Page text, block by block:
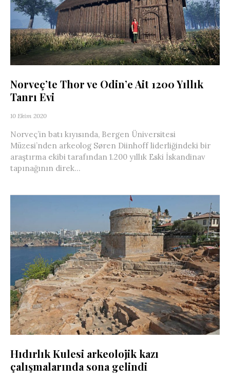
Norveç’te Thor ve Odin’e Ait 1200 Yıllık
Tanrı Evi
10 Ekim 2020
Norveç’in batı kıyısında, Bergen Üniversitesi
Müzesi’nden arkeolog Søren Diinhoff liderliğindeki bir
araştırma ekibi tarafından 1.200 yıllık Eski İskandinav
tapınağının direk...
Hıdırlık Kulesi arkeolojik kazı
çalışmalarında sona gelindi